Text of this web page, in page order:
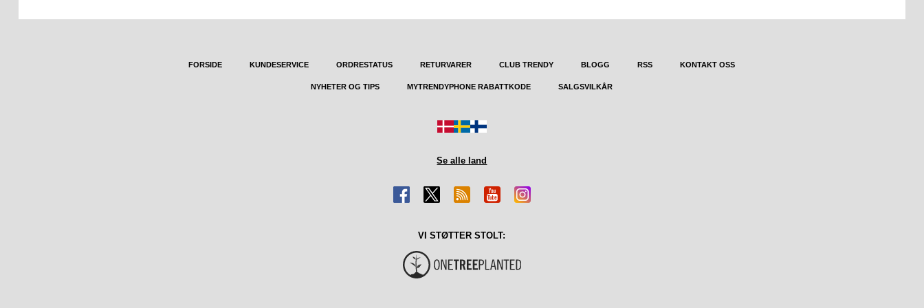
FORSIDE KUNDESERVICE ORDRESTATUS RETURVARER CLUB TRENDY BLOGG RSS KONTAKT OSS
NYHETER OG TIPS MYTRENDYPHONE RABATTKODE SALGSVILKÅR
Se alle land
VI STØTTER STOLT: